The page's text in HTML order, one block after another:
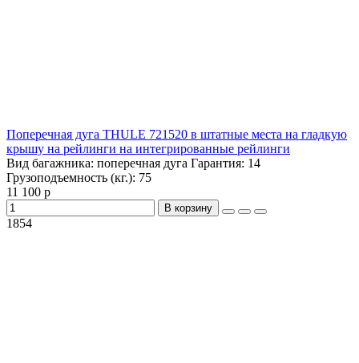
Поперечная дуга THULE 721520 в штатные места на гладкую
крышу на рейлинги на интегрированные рейлинги
Вид багажника: поперечная дуга Гарантия: 14
Грузоподъемность (кг.): 75
11 100 р
В корзину
1854